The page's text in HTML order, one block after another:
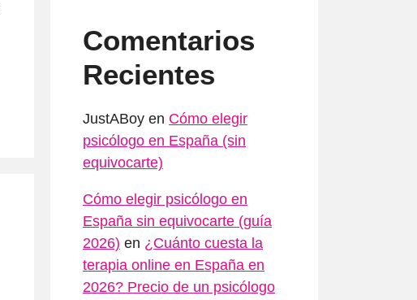
Comentarios
Recientes
JustABoy en Cómo elegir
psicólogo en España (sin
equivocarte)
Cómo elegir psicólogo en
España sin equivocarte (guía
2026) en ¿Cuánto cuesta la
terapia online en España en
2026? Precio de un psicólogo